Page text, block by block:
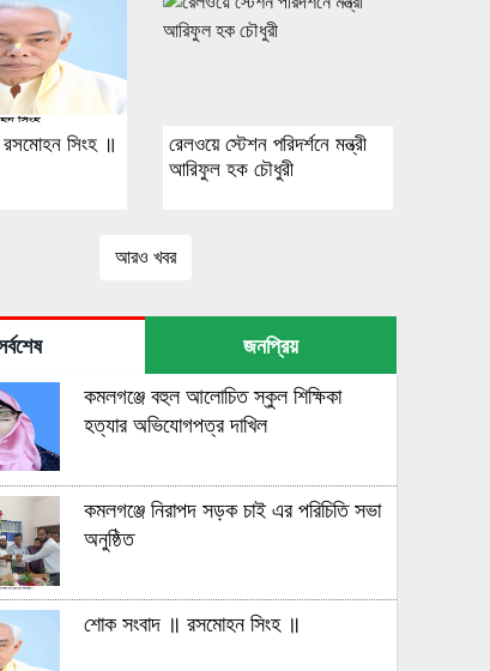
সিংহ ॥
রেলওয়ে স্টেশন পরিদর্শনে মন্ত্রী
আরিফুল হক চৌধুরী
আরও খবর
জনপ্রিয়
কমলগঞ্জে বহুল আলোচিত স্কুল শিক্ষিকা
হত্যার অভিযোগপত্র দাখিল
কমলগঞ্জে নিরাপদ সড়ক চাই এর পরিচিতি সভা
অনুষ্ঠিত
শোক সংবাদ ॥ রসমোহন সিংহ ॥